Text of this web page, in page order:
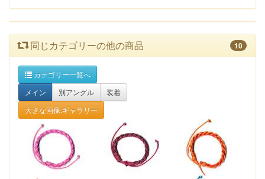
同じカテゴリーの他の商品 10
カテゴリー一覧へ
メイン
別アングル
装着
大きな画像:ギャラリー